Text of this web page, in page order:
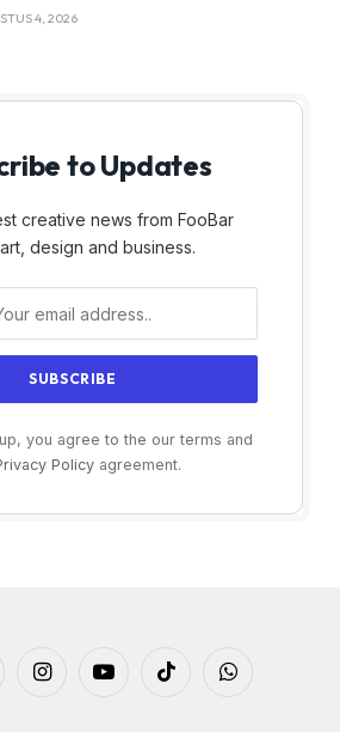
4, 2026
to Updates
creative news from FooBar
design and business.
you agree to the our terms and
Policyagreement.
InstagramYouTubeTikTok WhatsApp